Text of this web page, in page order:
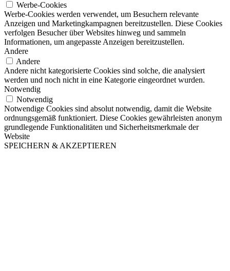
Werbe-Cookies
Werbe-Cookies werden verwendet, um Besuchern relevante
Anzeigen und Marketingkampagnen bereitzustellen. Diese Cookies
verfolgen Besucher über Websites hinweg und sammeln
Informationen, um angepasste Anzeigen bereitzustellen.
Andere
Andere
Andere nicht kategorisierte Cookies sind solche, die analysiert
werden und noch nicht in eine Kategorie eingeordnet wurden.
Notwendig
Notwendig
Notwendige Cookies sind absolut notwendig, damit die Website
ordnungsgemäß funktioniert. Diese Cookies gewährleisten anonym
grundlegende Funktionalitäten und Sicherheitsmerkmale der
Website
SPEICHERN & AKZEPTIEREN